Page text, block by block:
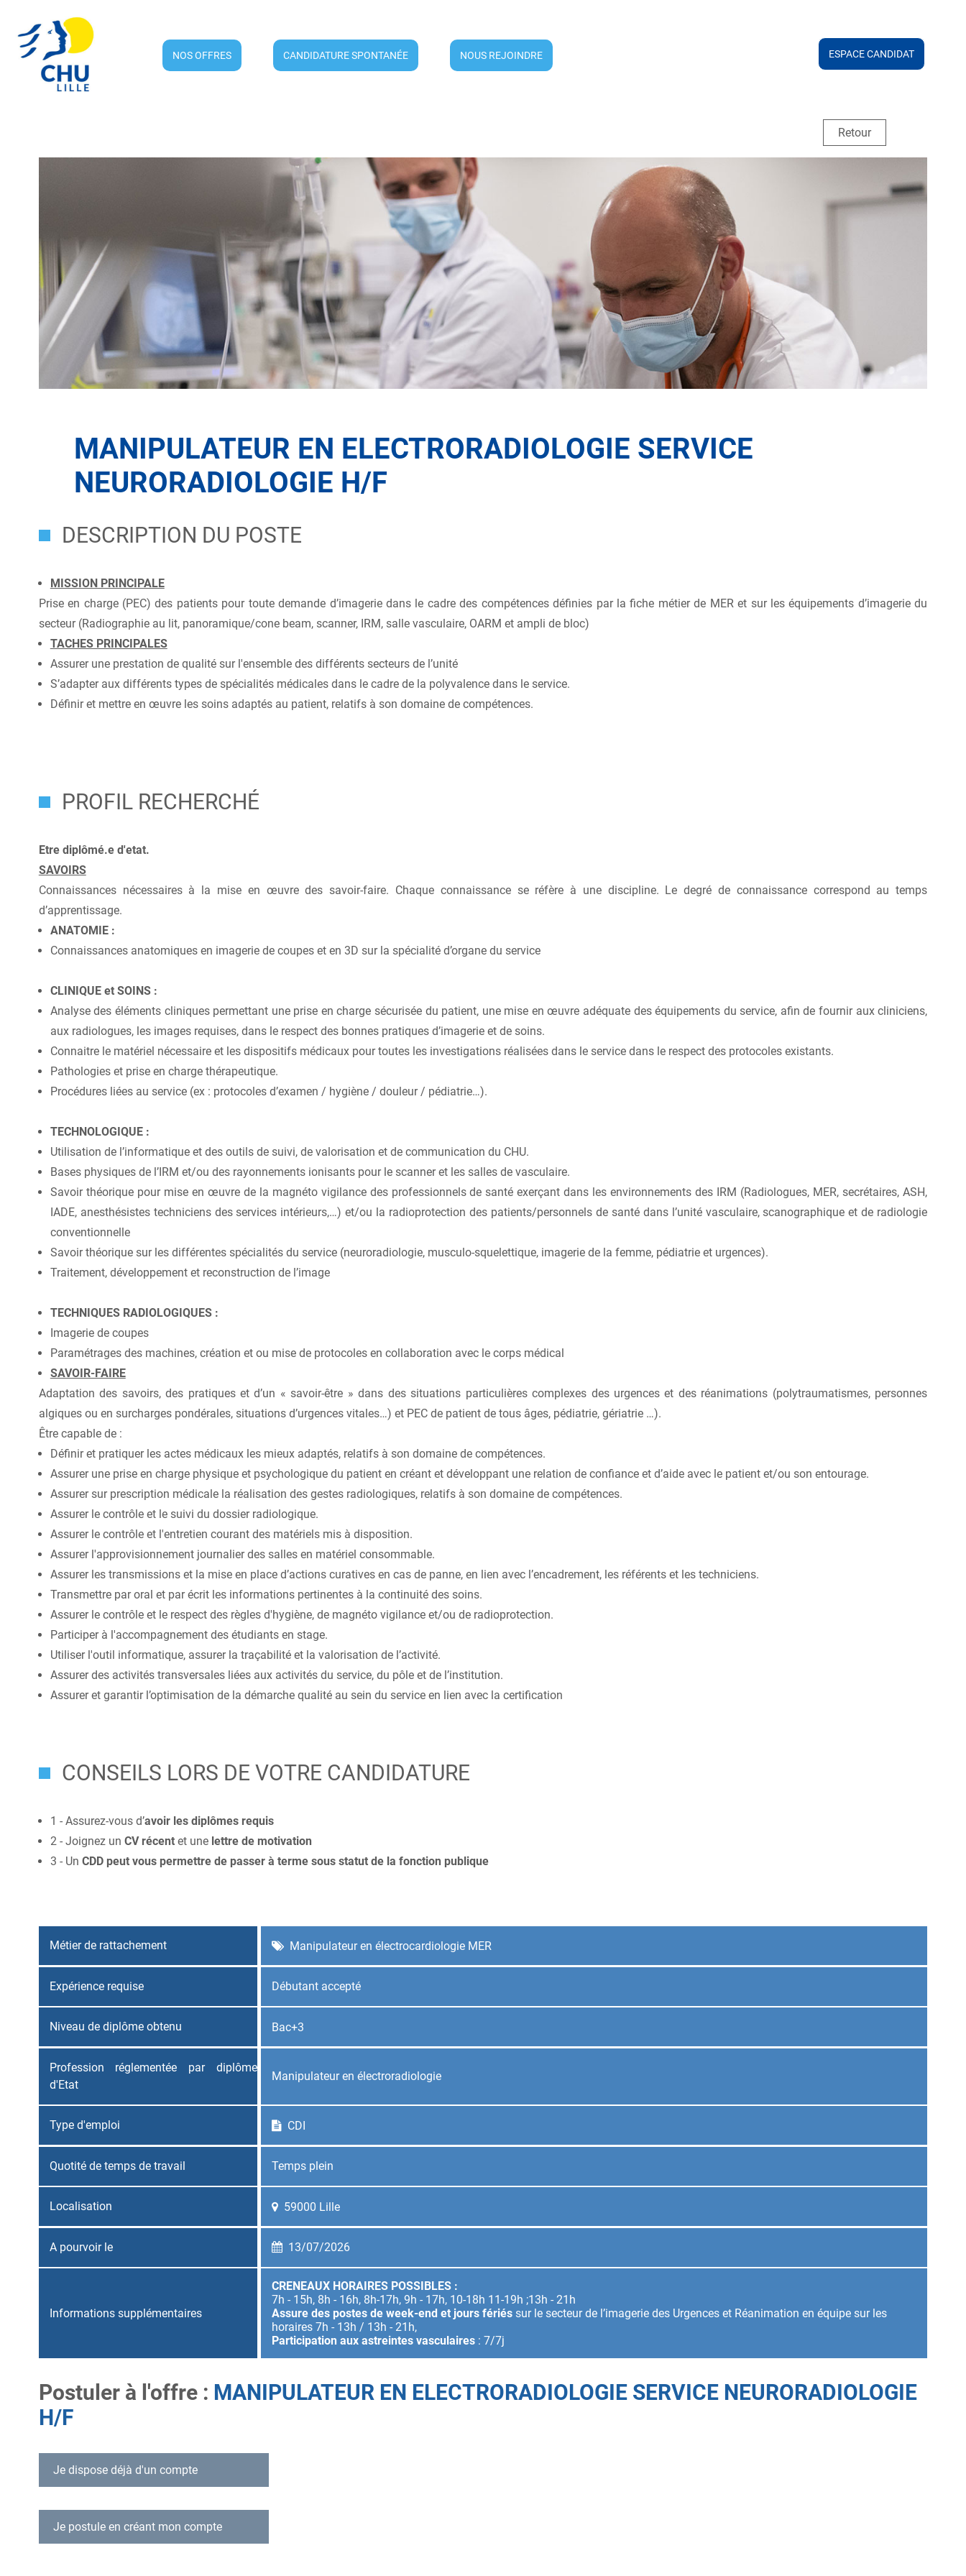
NOS OFFRES CANDIDATURE SPONTANÉE NOUS REJOINDRE ESPACE CANDIDAT
Retour
MANIPULATEUR EN ELECTRORADIOLOGIE SERVICE
NEURORADIOLOGIE H/F
DESCRIPTION DU POSTE
MISSION PRINCIPALE
Prise en charge (PEC) des patients pour toute demande d’imagerie dans le cadre des compétences définies par la fiche métier de MER et sur les équipements d’imagerie du
secteur (Radiographie au lit, panoramique/cone beam, scanner, IRM, salle vasculaire, OARM et ampli de bloc)
TACHES PRINCIPALES
Assurer une prestation de qualité sur l'ensemble des différents secteurs de l’unité
S’adapter aux différents types de spécialités médicales dans le cadre de la polyvalence dans le service.
Définir et mettre en œuvre les soins adaptés au patient, relatifs à son domaine de compétences.
PROFIL RECHERCHÉ
Etre diplômé.e d'etat.
SAVOIRS
Connaissances nécessaires à la mise en œuvre des savoir-faire. Chaque connaissance se réfère à une discipline. Le degré de connaissance correspond au temps
d’apprentissage.
ANATOMIE :
Connaissances anatomiques en imagerie de coupes et en 3D sur la spécialité d’organe du service
CLINIQUE et SOINS :
Analyse des éléments cliniques permettant une prise en charge sécurisée du patient, une mise en œuvre adéquate des équipements du service, afin de fournir aux cliniciens,
aux radiologues, les images requises, dans le respect des bonnes pratiques d’imagerie et de soins.
Connaitre le matériel nécessaire et les dispositifs médicaux pour toutes les investigations réalisées dans le service dans le respect des protocoles existants.
Pathologies et prise en charge thérapeutique.
Procédures liées au service (ex : protocoles d’examen / hygiène / douleur / pédiatrie…).
TECHNOLOGIQUE :
Utilisation de l’informatique et des outils de suivi, de valorisation et de communication du CHU.
Bases physiques de l’IRM et/ou des rayonnements ionisants pour le scanner et les salles de vasculaire.
Savoir théorique pour mise en œuvre de la magnéto vigilance des professionnels de santé exerçant dans les environnements des IRM (Radiologues, MER, secrétaires, ASH,
IADE, anesthésistes techniciens des services intérieurs,…) et/ou la radioprotection des patients/personnels de santé dans l’unité vasculaire, scanographique et de radiologie
conventionnelle
Savoir théorique sur les différentes spécialités du service (neuroradiologie, musculo-squelettique, imagerie de la femme, pédiatrie et urgences).
Traitement, développement et reconstruction de l’image
TECHNIQUES RADIOLOGIQUES :
Imagerie de coupes
Paramétrages des machines, création et ou mise de protocoles en collaboration avec le corps médical
SAVOIR-FAIRE
Adaptation des savoirs, des pratiques et d’un « savoir-être » dans des situations particulières complexes des urgences et des réanimations (polytraumatismes, personnes
algiques ou en surcharges pondérales, situations d’urgences vitales…) et PEC de patient de tous âges, pédiatrie, gériatrie …).
Être capable de :
Définir et pratiquer les actes médicaux les mieux adaptés, relatifs à son domaine de compétences.
Assurer une prise en charge physique et psychologique du patient en créant et développant une relation de confiance et d’aide avec le patient et/ou son entourage.
Assurer sur prescription médicale la réalisation des gestes radiologiques, relatifs à son domaine de compétences.
Assurer le contrôle et le suivi du dossier radiologique.
Assurer le contrôle et l'entretien courant des matériels mis à disposition.
Assurer l'approvisionnement journalier des salles en matériel consommable.
Assurer les transmissions et la mise en place d’actions curatives en cas de panne, en lien avec l’encadrement, les référents et les techniciens.
Transmettre par oral et par écrit les informations pertinentes à la continuité des soins.
Assurer le contrôle et le respect des règles d'hygiène, de magnéto vigilance et/ou de radioprotection.
Participer à l'accompagnement des étudiants en stage.
Utiliser l'outil informatique, assurer la traçabilité et la valorisation de l’activité.
Assurer des activités transversales liées aux activités du service, du pôle et de l’institution.
Assurer et garantir l’optimisation de la démarche qualité au sein du service en lien avec la certification
CONSEILS LORS DE VOTRE CANDIDATURE
1 - Assurez-vous d’avoir les diplômes requis
2 - Joignez un CV récentet une lettre de motivation
3 - Un CDD peut vous permettre de passer à terme sous statut de la fonction publique
Métier de rattachement Manipulateur en électrocardiologie MER
Expérience requise Débutant accepté
Niveau de diplôme obtenu Bac+3
Profession réglementée par diplôme
d'Etat
Manipulateur en électroradiologie
Type d'emploi CDI
Quotité de temps de travail Temps plein
Localisation 59000 Lille
A pourvoir le 13/07/2026
Informations supplémentaires
CRENEAUX HORAIRES POSSIBLES :
7h - 15h, 8h - 16h, 8h-17h, 9h - 17h, 10-18h 11-19h ;13h - 21h
Assure des postes de week-end et jours fériés sur le secteur de l’imagerie des Urgences et Réanimation en équipe sur les
horaires 7h - 13h / 13h - 21h,
Participation aux astreintes vasculaires : 7/7j
Postuler à l'offre
MANIPULATEUR EN ELECTRORADIOLOGIE SERVICE NEURORADIOLOGIE
H/F
Je dispose déjà d'un compte
Déjà inscrit ?
Je postule en créant mon compte